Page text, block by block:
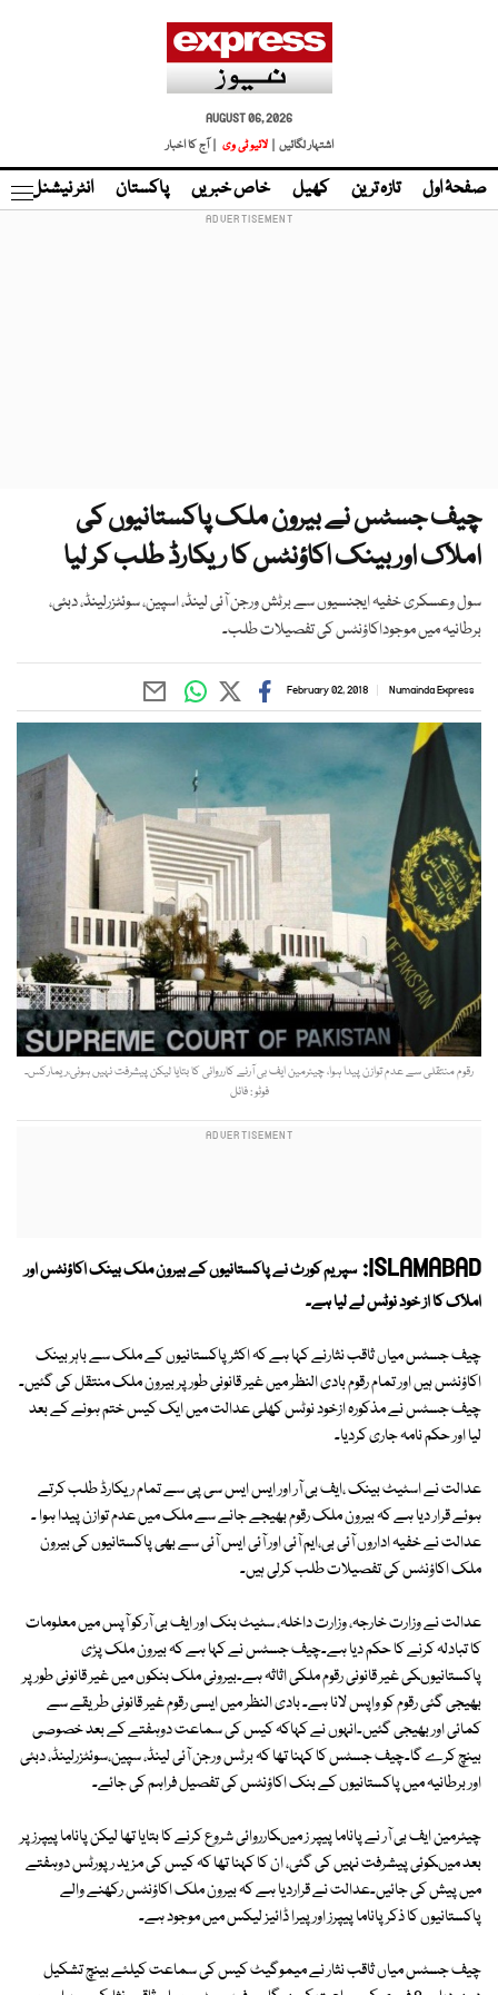
AUGUST 06, 2026
اشتہار لگائیں |
لائیو ٹی وی | آج کا اخبار
صفحۂ اول تازہ ترین کھیل خاص خبریں پاکستان انٹر نیشنل
چیف جسٹس نے بیرون ملک پاکستانیوں کی
املاک اور بینک اکاؤنٹس کا ریکارڈ طلب کر لیا
سول وعسکری خفیہ ایجنسیوں سے برٹش ورجن آئی لینڈ، اسپین، سوئٹزرلینڈ، دبئی،
برطانیہ میں موجوداکاؤنٹس کی تفصیلات طلب۔
Numainda Express
February 02, 2018
رقوم منتقلی سے عدم توازن پیدا ہوا، چیئرمین ایف بی آرنے کارروائی کا بتایا لیکن پیشرفت نہیں ہوئی،ریمارکس۔
فوٹو : فائل
ISLAMABAD: سپریم کورٹ نے پاکستانیوں کے بیرون ملک بینک اکاؤنٹس اور
املاک کا از خود نوٹس لے لیا ہے۔
چیف جسٹس میاں ثاقب نثارنے کہا ہے کہ اکثر پاکستانیوں کے ملک سے باہر بینک
اکاؤنٹس ہیں اور تمام رقوم بادی النظر میں غیر قانونی طور پر بیرون ملک منتقل کی گئیں۔
چیف جسٹس نے مذکورہ ازخود نوٹس کھلی عدالت میں ایک کیس ختم ہونے کے بعد
لیا اور حکم نامہ جاری کردیا۔
عدالت نے اسٹیٹ بینک ،ایف بی آر اور ایس ایس سی پی سے تمام ریکارڈ طلب کرتے
ہوئے قرار دیا ہے کہ بیرون ملک رقوم بھیجے جانے سے ملک میں عدم توازن پیدا ہوا ۔
عدالت نے خفیہ اداروں آئی بی،ایم آئی اور آئی ایس آئی سے بھی پاکستانیوں کی بیرون
ملک اکاؤنٹس کی تفصیلات طلب کرلی ہیں۔
عدالت نے وزارت خارجہ، وزارت داخلہ، سٹیٹ بنک اور ایف بی آرکو آپس میں معلومات
کا تبادلہ کرنے کا حکم دیا ہے۔چیف جسٹس نے کہا ہے کہ بیرون ملک پڑی
پاکستانیوںکی غیر قانونی رقوم ملکی اثاثہ ہے۔بیرونی ملک بنکوں میں غیر قانونی طور پر
بھیجی گئی رقوم کو واپس لانا ہے۔ بادی النظر میں ایسی رقوم غیر قانونی طریقے سے
کمائی اور بھیجی گئیں۔انہوں نے کہاکہ کیس کی سماعت دوہفتے کے بعد خصوصی
بینچ کرے گا۔چیف جسٹس کا کہنا تھا کہ برٹس ورجن آئی لینڈ، سپین،سوئٹزرلینڈ، دبئی
اور برطانیہ میں پاکستانیوں کے بنک اکاؤنٹس کی تفصیل فراہم کی جائے۔
چیئرمین ایف بی آر نے پاناما پیپر ز میںکارروائی شروع کرنے کا بتایا تھا لیکن پاناما پیپرز پر
بعد میںکوئی پیشرفت نہیں کی گئی، ان کا کہنا تھا کہ کیس کی مزید رپورٹس دوہفتے
میں پیش کی جائیں۔عدالت نے قراردیا ہے کہ بیرون ملک اکاؤنٹس رکھنے والے
پاکستانیوں کا ذکر پاناما پیپرز اور پیرا ڈائیز لیکس میں موجود ہے۔
چیف جسٹس میاں ثاقب نثار نے میموگیٹ کیس کی سماعت کیلئے بینچ تشکیل